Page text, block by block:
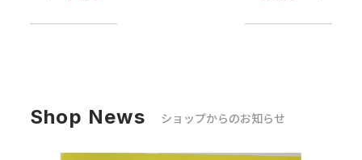
Shop News ショップからのお知らせ